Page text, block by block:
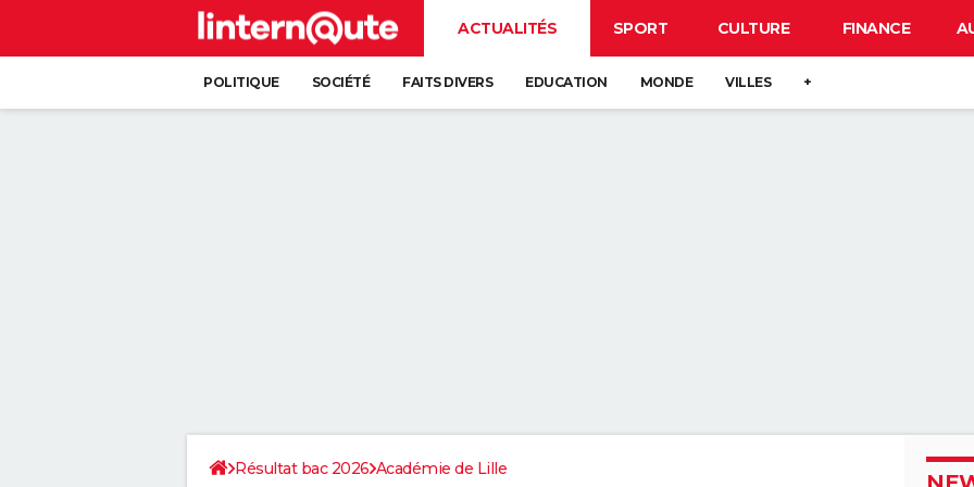
ACTUALITÉS SPORT CULTURE FINANCE
POLITIQUE SOCIÉTÉ FAITS DIVERS EDUCATION MONDE VILLES +
Résultat bac 2026 Académie de Lille